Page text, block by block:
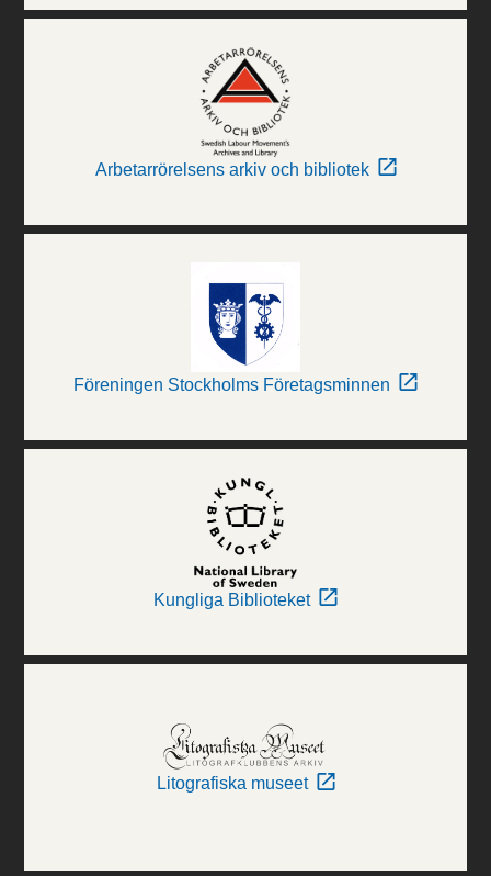
Arbetarrörelsens arkiv och bibliotek
Föreningen Stockholms Företagsminnen
Kungliga Biblioteket
Litografiska museet